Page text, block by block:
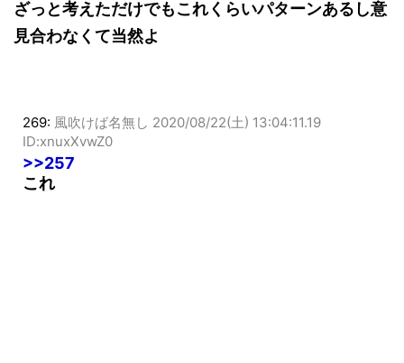
ざっと考えただけでもこれくらいパターンあるし意
見合わなくて当然よ
269: 風吹けば名無し 2020/08/22(土) 13:04:11.19
ID:xnuxXvwZ0
>>257
これ